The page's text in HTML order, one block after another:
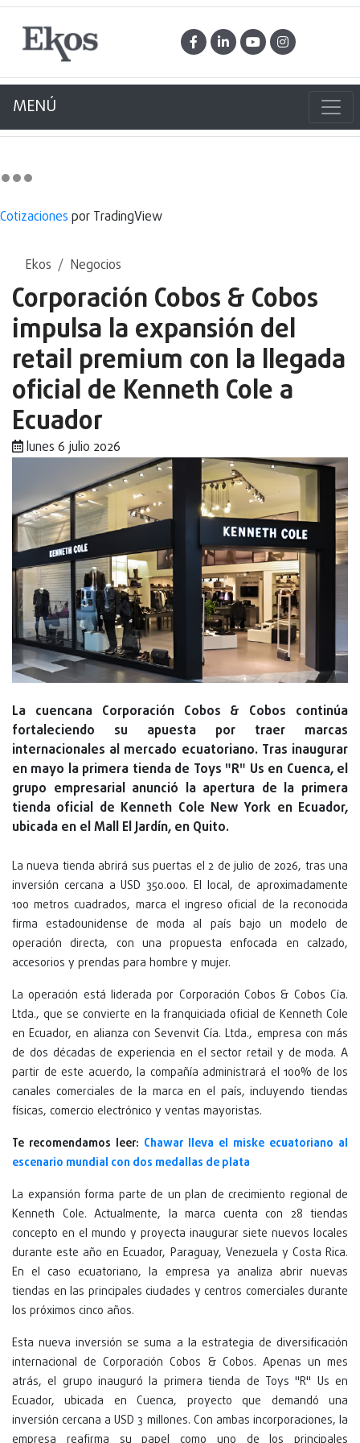
MENÚ
Cotizaciones por TradingView
Ekos Negocios
Corporación Cobos & Cobos
impulsa la expansión del
retail premium con la llegada
oficial de Kenneth Cole a
Ecuador
lunes 6 julio 2026
La cuencana Corporación Cobos & Cobos continúa
fortaleciendo su apuesta por traer marcas
internacionales al mercado ecuatoriano. Tras inaugurar
en mayo la primera tienda de Toys "R" Us en Cuenca, el
grupo empresarial anunció la apertura de la primera
tienda oficial de Kenneth Cole New York en Ecuador,
ubicada en el Mall El Jardín, en Quito.
La nueva tienda abrirá sus puertas el 2 de julio de 2026, tras una
inversión cercana a USD 350.000. El local, de aproximadamente
100 metros cuadrados, marca el ingreso oficial de la reconocida
firma estadounidense de moda al país bajo un modelo de
operación directa, con una propuesta enfocada en calzado,
accesorios y prendas para hombre y mujer.
La operación está liderada por Corporación Cobos & Cobos Cía.
Ltda., que se convierte en la franquiciada oficial de Kenneth Cole
en Ecuador, en alianza con Sevenvit Cía. Ltda., empresa con más
de dos décadas de experiencia en el sector retail y de moda. A
partir de este acuerdo, la compañía administrará el 100% de los
canales comerciales de la marca en el país, incluyendo tiendas
físicas, comercio electrónico y ventas mayoristas.
Te recomendamos leer: Chawar lleva el miske ecuatoriano al
escenario mundial con dos medallas de plata
La expansión forma parte de un plan de crecimiento regional de
Kenneth Cole. Actualmente, la marca cuenta con 28 tiendas
concepto en el mundo y proyecta inaugurar siete nuevos locales
durante este año en Ecuador, Paraguay, Venezuela y Costa Rica.
En el caso ecuatoriano, la empresa ya analiza abrir nuevas
tiendas en las principales ciudades y centros comerciales durante
los próximos cinco años.
Esta nueva inversión se suma a la estrategia de diversificación
internacional de Corporación Cobos & Cobos. Apenas un mes
atrás, el grupo inauguró la primera tienda de Toys "R" Us en
Ecuador, ubicada en Cuenca, proyecto que demandó una
inversión cercana a USD 3 millones. Con ambas incorporaciones, la